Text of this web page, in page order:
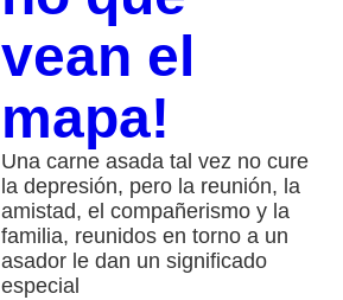
vean el
mapa!
Una carne asada tal vez no cure
la depresión, pero la reunión, la
amistad, el compañerismo y la
familia, reunidos en torno a un
asador le dan un significado
especial